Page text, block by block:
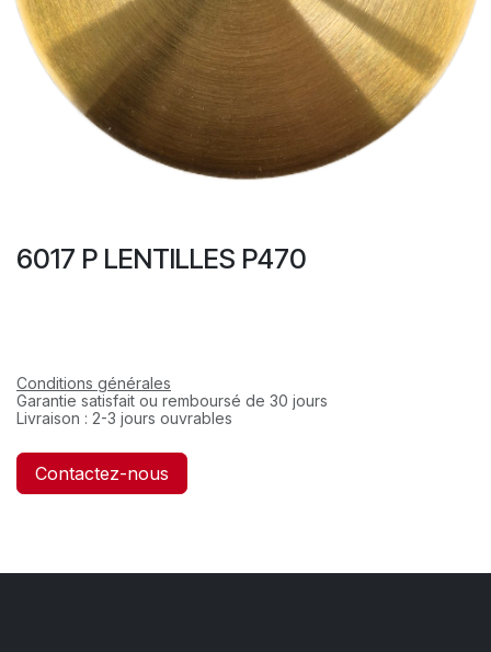
6017 P LENTILLES P470
Conditions générales
Garantie satisfait ou remboursé de 30 jours
Livraison : 2-3 jours ouvrables
Contactez-nous